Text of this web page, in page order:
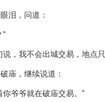
泪，问道：
”
说，我不会出城交易，地点
庙，继续说道：
你爷爷就在破庙交易。”